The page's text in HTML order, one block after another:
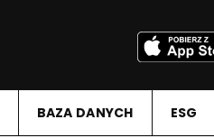
BAZA DANYCH ESG